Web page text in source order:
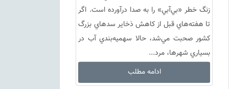
زنگ خطر «بي‌آبي» را به صدا درآورده است. اگر
تا هفته‌هاي قبل از كاهش ذخاير سدهاي بزرگ
كشور صحبت مي‌شد، حالا سهميه‌بندي آب در
بسياري شهرها، مرد...
ادامه مطلب